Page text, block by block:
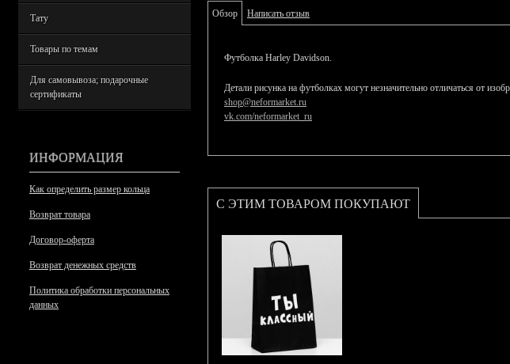
Тату
Товары по темам
Для самовывоза; подарочные
сертификаты
ИНФОРМАЦИЯ
Как определить размер кольца
Возврат товара
Договор-оферта
Возврат денежных средств
Политика обработки персональных
данных
Обзор Написать отзыв
Футболка Harley Davidson.
Детали рисунка на футболках могут незначительно отличаться от
shop@neformarket.ru
vk.com/neformarket_ru
С ЭТИМ ТОВАРОМ ПОКУПАЮТ